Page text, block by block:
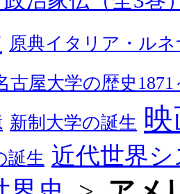
原典イタリア・ル
古屋大学の歴史1871
新制大学の誕生
誕生 近代世界